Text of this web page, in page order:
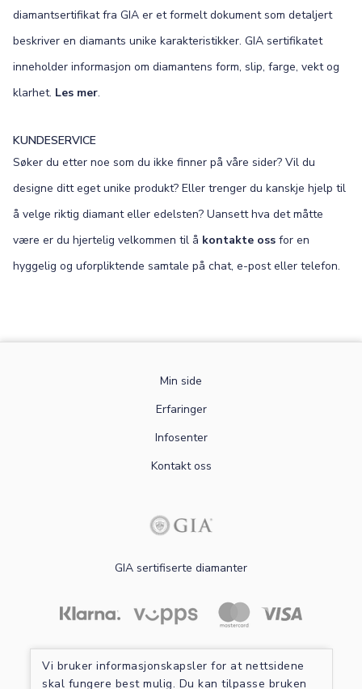
Vi bruker informasjonskapsler for at nettsidene
skal fungere best mulig. Du kan tilpasse bruken
diamantsertifikat fra GIA er et formelt dokument som detaljert
beskriver en diamants unike karakteristikker. GIA sertifikatet
inneholder informasjon om diamantens form, slip, farge, vekt og
klarhet. Les mer.
KUNDESERVICE
Søker du etter noe som du ikke finner på våre sider? Vil du
designe ditt eget unike produkt? Eller trenger du kanskje hjelp til
å velge riktig diamant eller edelsten? Uansett hva det måtte
være er du hjertelig velkommen til å kontakte oss for en
hyggelig og uforpliktende samtale på chat, e-post eller telefon.
Min side
Erfaringer
Infosenter
Kontakt oss
GIA sertifiserte diamanter
Les mer om sikker betaling